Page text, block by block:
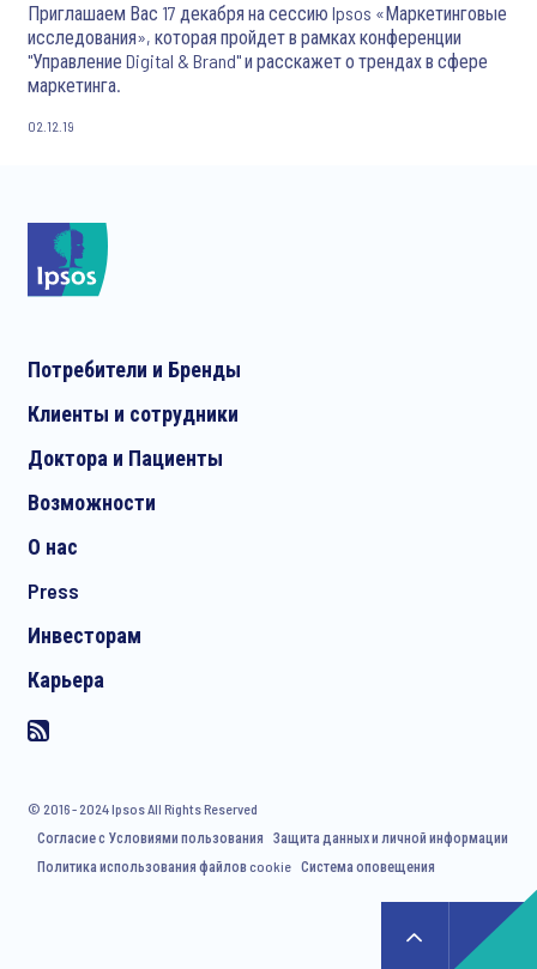
Приглашаем Вас 17 декабря на сессию Ipsos «Маркетинговые
исследования», которая пройдет в рамках конференции
"Управление Digital & Brand" и расскажет о трендах в сфере
маркетинга.
02.12.19
Потребители и Бренды
Клиенты и сотрудники
Доктора и Пациенты
Возможности
О нас
Press
Инвесторам
Карьера
© 2016 - 2024 Ipsos All Rights Reserved
Согласие с Условиями пользования
Защита данных и личной информации
Политика использования файлов cookie Система оповещения